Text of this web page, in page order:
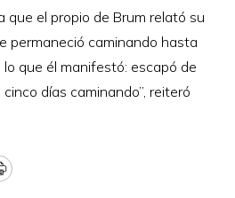
que el propio de Brum relató su
permaneció caminando hasta
lo que él manifestó: escapó de
días caminando”, reiteró